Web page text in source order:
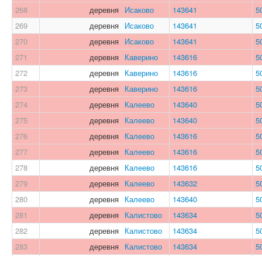
268 деревня Исаково 143641
269
деревня Исаково 143641
270
деревня Исаково 143641
271
деревня Каверино 143616
272
деревня Каверино 143616
273
деревня Каверино 143616
274
деревня Калеево 143640
275
деревня Калеево 143640
276
деревня Калеево 143616
277
деревня Калеево 143616
278
деревня Калеево 143616
279
деревня Калеево 143632
280
деревня Калеево 143640
281
деревня Калистово 143634
282
деревня Калистово 143634
283
деревня Калистово 143634